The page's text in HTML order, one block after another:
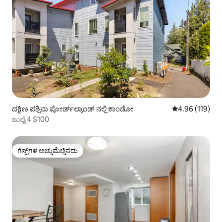
ದಕ್ಷಿಣ ಪಶ್ಚಿಮ ಪೋರ್ಡ್‌ಲ್ಯಾಂಡ್ ನಲ್ಲಿ ಕಾಂಡೋ 5 ರಲ್ಲಿ 4.96
4.96 (119)
ಜುಲೈ 4 $100
ಗೆಸ್ಟ್‌ಗಳ ಅಚ್ಚುಮೆಚ್ಚಿನದು
ಗೆಸ್ಟ್‌ಗಳ ಅಚ್ಚುಮೆಚ್ಚಿನದು